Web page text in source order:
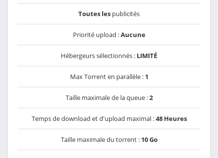
Toutes les publicités
Priorité upload :Aucune
Hébergeurs sélectionnés : LIMITÉ
Max Torrent en parallèle : 1
Taille maximale de la queue :2
Temps de download et d'upload maximal :48 Heures
Taille maximale du torrent : 10 Go